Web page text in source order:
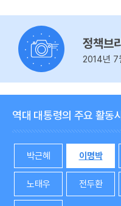
정책브
2014년 7
역대 대통령의 주요 활동
박근혜 이명박
노태우 전두환